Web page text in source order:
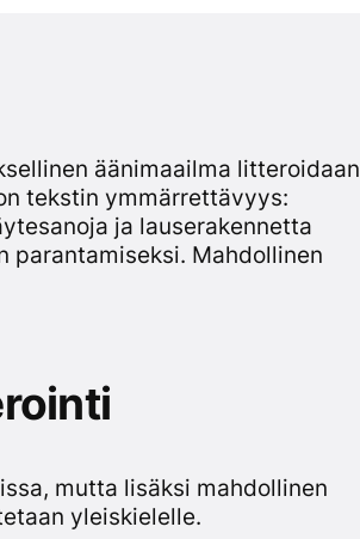
äänimaailma litteroidaan
tekstin ymmärrettävyys:
ja lauserakennetta
parantamiseksi. Mahdollinen
mutta lisäksi mahdollinen
yleiskielelle.